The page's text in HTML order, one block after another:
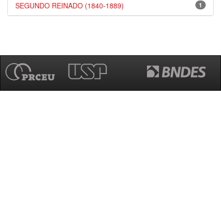
1
SEGUNDO REINADO (1840-1889)